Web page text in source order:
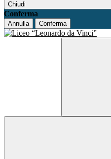
Chiudi
Conferma
Annulla Conferma